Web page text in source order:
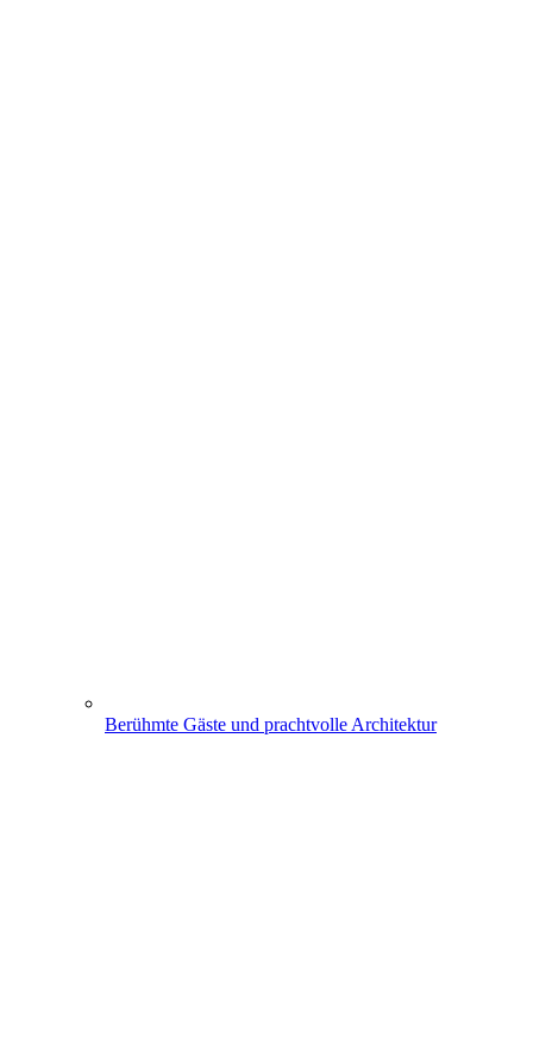
Berühmte Gäste und prachtvolle Architektur